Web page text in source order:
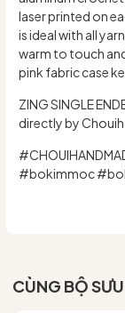
laser printed on
is ideal with all
warm to touch
pink fabric case
ZING SINGLE
directly by
#bokimmoc
CÙNG BỘ